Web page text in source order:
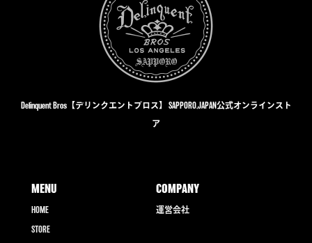
Delinquent Bros【デリンクエントブロス】 SAPPORO,JAPAN公式オンラインスト
ア
MENU
HOME
STORE
COMPANY
運営会社